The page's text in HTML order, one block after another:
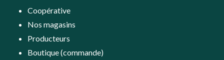
Coopérative
Nos magasins
Producteurs
Boutique (commande)